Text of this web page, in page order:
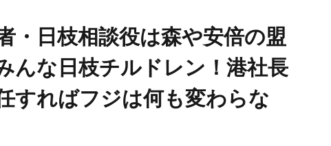
・日枝相談役は森や安倍の盟
んな日枝チルドレン！港社長
すればフジは何も変わらな